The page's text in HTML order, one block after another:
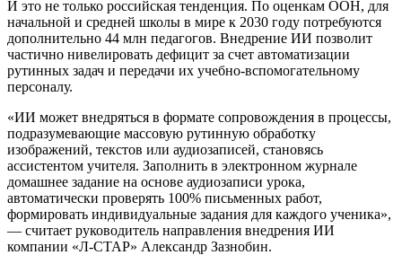
И это не только российская тенденция. По оценкам ООН, для
начальной и средней школы в мире к 2030 году потребуются
дополнительно 44 млн педагогов. Внедрение ИИ позволит
частично нивелировать дефицит за счет автоматизации
рутинных задач и передачи их учебно-вспомогательному
персоналу.
«ИИ может внедряться в формате сопровождения в процессы,
подразумевающие массовую рутинную обработку
изображений, текстов или аудиозаписей, становясь
ассистентом учителя. Заполнить в электронном журнале
домашнее задание на основе аудиозаписи урока,
автоматически проверять 100% письменных работ,
формировать индивидуальные задания для каждого ученика»,
— считает руководитель направления внедрения ИИ
компании «Л-СТАР» Александр Зазнобин.